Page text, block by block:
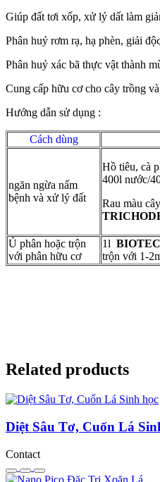
Giúp đất tơi xốp, xử lý dất làm
Phân huỷ rơm rạ, hạ phèn, giải
Phân huỷ xác bã thực vật thành
Cung cấp hữu cơ cho cây trồng
Hướng dẫn sử dụng :
Cách dùng
ngăn ngừa nấm
bệnh và xử lý đất
Hồ tiêu, cà
400l nước/
Rau màu
Ủ phân hoặc trộn
với phân hữu cơ
1l
trộn với 1-
Related products
Diệt Sâu Tơ, Cuốn Lá
Contact